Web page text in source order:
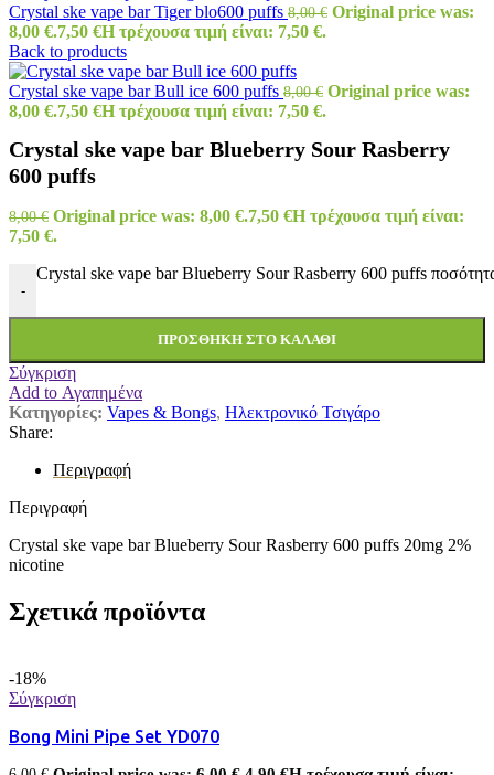
Crystal ske vape bar Tiger blo600 puffs 8,00€ Original price was:
8,00 €.7,50 €Η τρέχουσα τιμή είναι: 7,50 €.
Back to products
Crystal ske vape bar Bull ice 600 puffs 8,00€ Original price was:
8,00 €.7,50 €Η τρέχουσα τιμή είναι: 7,50 €.
Crystal ske vape bar Blueberry Sour Rasberry
600 puffs
8,00€ Original price was: 8,00 €.7,50 €Η τρέχουσα τιμή είναι:
7,50 €.
-
Crystal ske vape bar Blueberry Sour Rasberry 600 puffs
ΠΡΟΣΘΉΚΗ ΣΤΟ ΚΑΛΆΘΙ
Σύγκριση
Add to Αγαπημένα
Κατηγορίες: Vapes & Bongs, Ηλεκτρονικό Τσιγάρο
Share:
Περιγραφή
Περιγραφή
Crystal ske vape bar Blueberry Sour Rasberry 600 puffs 20mg 2%
nicotine
Σχετικά προϊόντα
-18%
Σύγκριση
Bong Mini Pipe Set YD070